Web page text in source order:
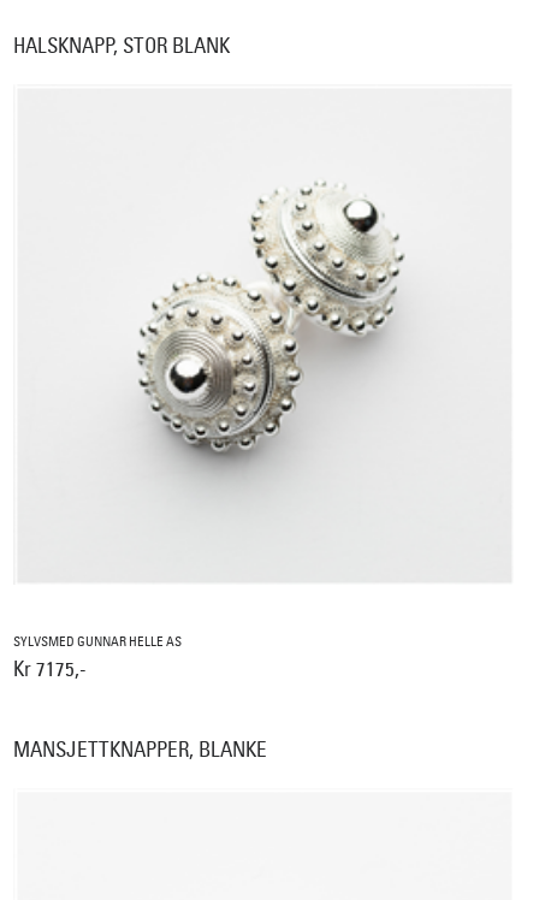
HALSKNAPP, STOR BLANK
SYLVSMED GUNNAR HELLE AS
Kr 7175,-
MANSJETTKNAPPER, BLANKE